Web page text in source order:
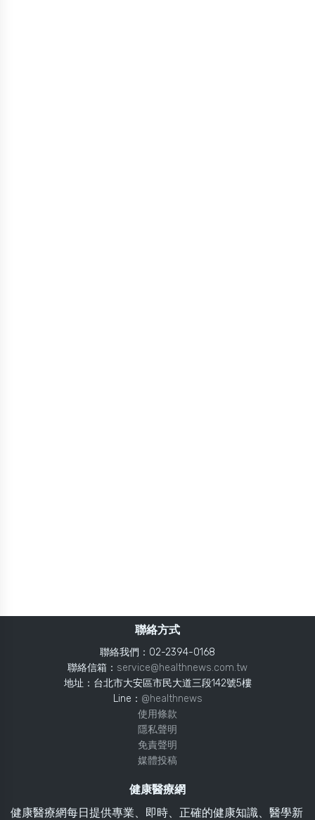
聯絡方式
聯絡我們：02-2394-0168
聯絡信箱： service@healthnews.com.tw
地址：台北市大安區市民大道三段142號5樓
Line： @healthnews
使用條款
隱私聲明
免責聲明
媒體投稿
健康醫療網
健康醫療網每日提供專業、即時、正確的健康知識、醫學新